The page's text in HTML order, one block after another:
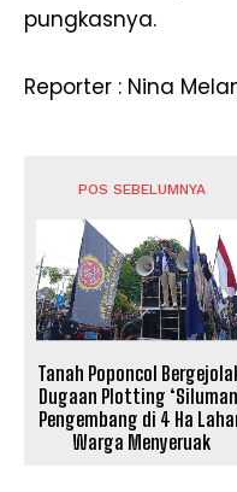
pungkasnya.
Reporter : Nina
POS SEBELUMNYA
Tanah Poponcol
Dugaan Plotting
Pengembang di 4 Ha
Warga Menyeruak